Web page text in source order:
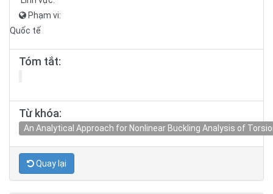
Phạm vi:
Quốc tế
Tóm tắt:
Từ khóa:
An Analytical Approach for Nonlinear Buckling Analysis of
Quay lại